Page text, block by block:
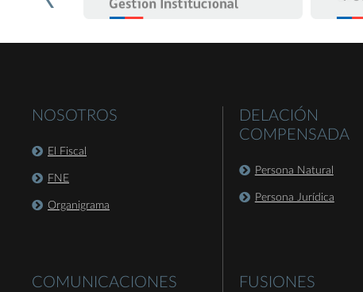
NOSOTROS
El Fiscal
FNE
Organigrama
COMUNICACIONES
DELACIÓN
COMPENSADA
Persona Natural
Persona Jurídica
FUSIONES